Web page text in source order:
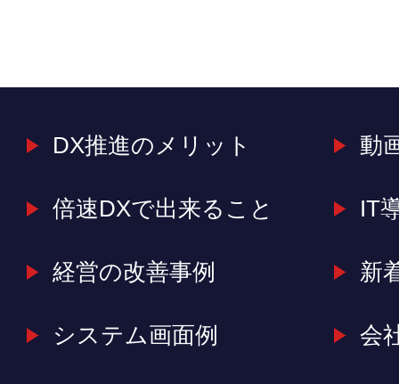
DX推進のメリット
倍速DXで出来ること
経営の改善事例
システム画面例
動
IT
新
会